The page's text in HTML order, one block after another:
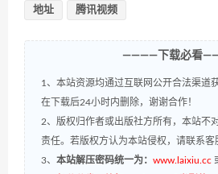
地址 腾讯视频
————下载必看
1、本站资源均通过互联网公开合法渠道
在下载后24小时内删除，谢谢合作！
2、版权归作者或出版社方所有，本站不
责任。若版权方认为本站侵权，请联系客
3、 本站解压密码统一为： www.laixiu.cc